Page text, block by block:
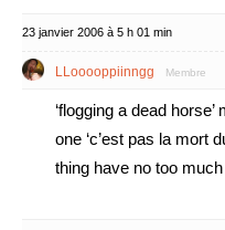
23 janvier 2006 à 5 h 01 min
LLooooppiinngg Membre
‘flogging a dead
one ‘c’est pas la mort
thing have no too